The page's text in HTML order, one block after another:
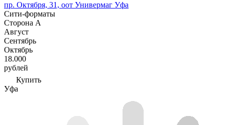
пр. Октября, 31, оот Универмаг Уфа
Сити-форматы
Сторона А
Август
Сентябрь
Октябрь
18.000
рублей
Купить
Уфа